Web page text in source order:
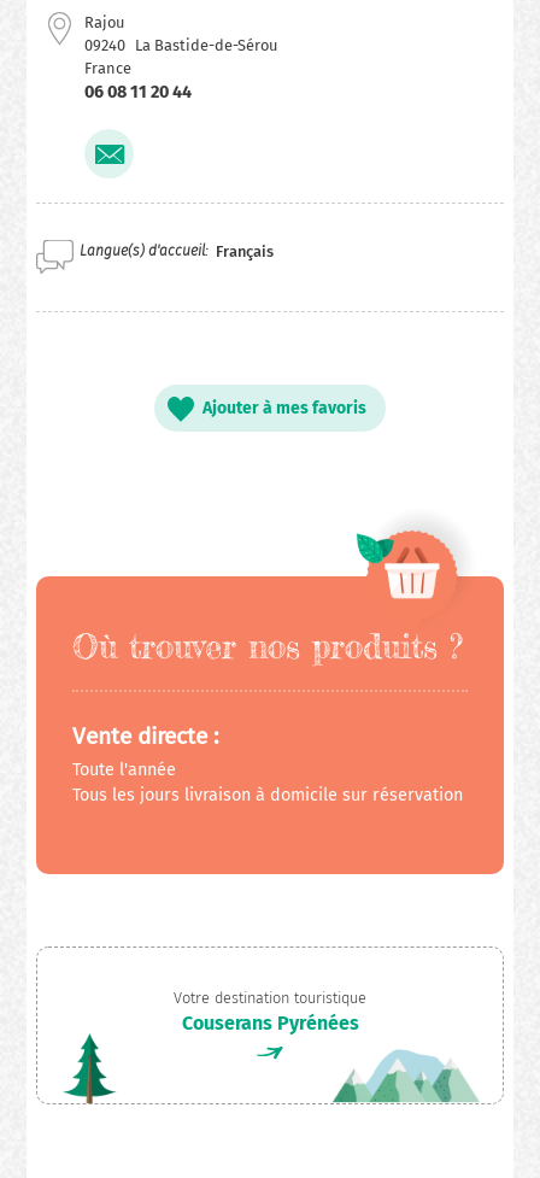
Rajou
09240 La Bastide-de-Sérou
France
06 08 11 20 44
Langue(s) d'accueil Français
Ajouter à mes favoris
Où trouver nos produits ?
Vente directe :
Toute l'année
Tous les jours livraison à domicile sur réservation
Votre destination touristique
Couserans Pyrénées